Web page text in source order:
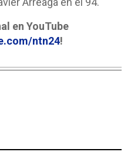
en YouTube
ntn24!